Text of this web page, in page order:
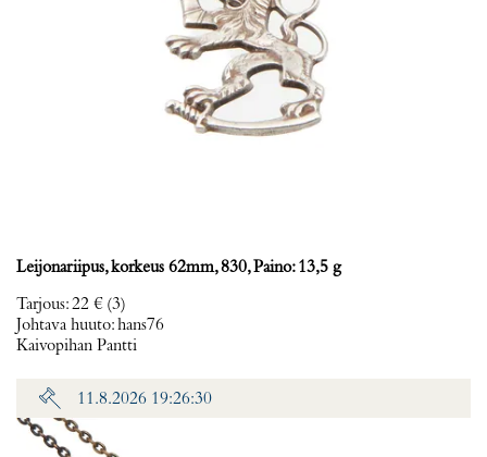
Leijonariipus, korkeus 62mm, 830, Paino: 13,5 g
Tarjous:22 € (3)
Johtava huuto:hans76
Kaivopihan Pantti
11.8.2026 19:26:30